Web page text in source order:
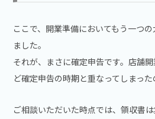
ここで、開業準備においてもう一つ
ました。
それが、まさに確定申告です。店舗
ど確定申告の時期と重なってしまった
ご相談いただいた時点では、領収書